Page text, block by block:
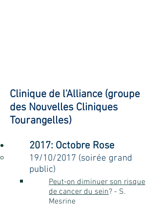
Clinique de l'Alliance (groupe
des Nouvelles Cliniques
Tourangelles)
2017: Octobre Rose
19/10/2017 (soirée grand
public)
Peut-on diminuer son risque
de cancer du sein? - S.
Mesrine